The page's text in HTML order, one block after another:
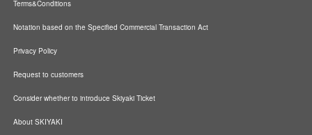
Terms&Conditions
Notation based on the Specified Commercial Transaction Act
Privacy Policy
Request to customers
Consider whether to introduce Skiyaki Ticket
About SKIYAKI